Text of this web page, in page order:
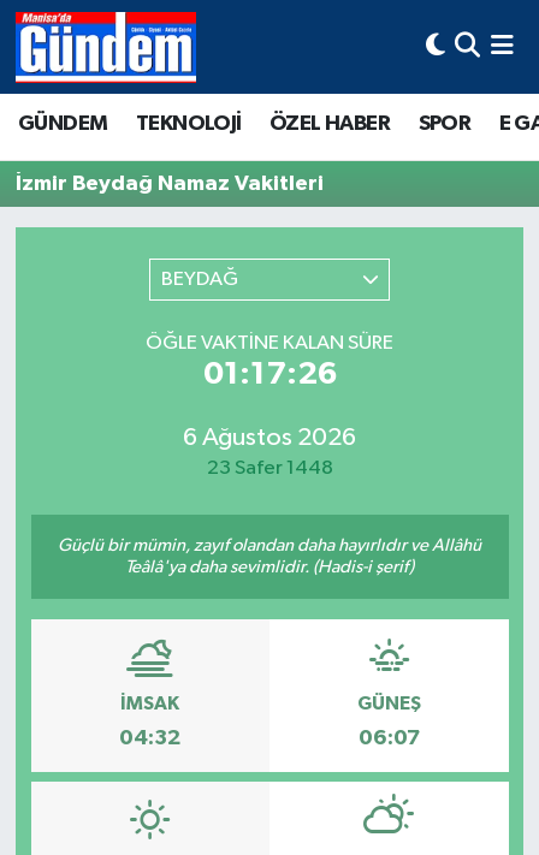
GÜNDEM TEKNOLOJİ ÖZEL HABER SPOR E
İzmir Beydağ Namaz Vakitleri
BEYDAĞ
ÖĞLE VAKTINE KALAN SÜRE
01:17:26
6 Ağustos 2026
23 Safer 1448
Güçlü bir mümin, zayıf olandan daha hayırlıdır ve Allâhü
Teâlâ'ya daha sevimlidir. (Hadis-i şerif)
İMSAK
04:32
GÜNEŞ
06:07
Manisa Hava Durumu
Süper Lig Puan Durumu ve Fikstür
Tüm Manşetler
Son Dakika Haberleri